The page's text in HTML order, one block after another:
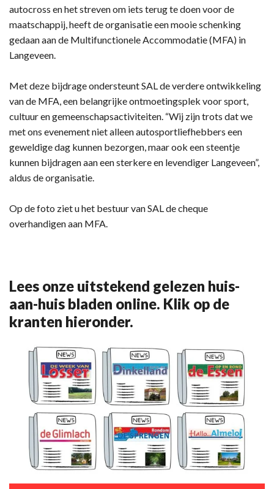
autocross en het streven om iets terug te doen voor de
maatschappij, heeft de organisatie een mooie schenking
gedaan aan de Multifunctionele Accommodatie (MFA) in
Langeveen.
Met deze bijdrage ondersteunt SAL de verdere ontwikkeling
van de MFA, een belangrijke ontmoetingsplek voor sport,
cultuur en gemeenschapsactiviteiten. “Wij zijn trots dat we
met ons evenement niet alleen autosportliefhebbers een
geweldige dag kunnen bezorgen, maar ook een steentje
kunnen bijdragen aan een sterkere en levendiger Langeveen”,
aldus de organisatie.
Op de foto ziet u het bestuur van SAL de cheque
overhandigen aan MFA.
Lees onze uitstekend gelezen huis-
aan-huis bladen online. Klik op de
kranten hieronder.